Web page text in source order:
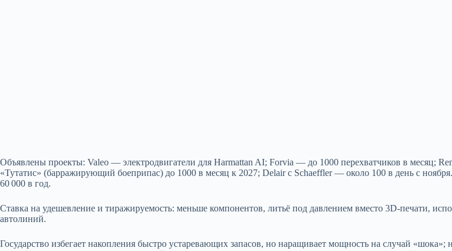
Объявлены проекты: Valeo — электродвигатели для Harmattan AI; Forvia — до 1000 перехватчиков в месяц;
«Тутатис» (барражирующий боеприпас) до 1000 в месяц к 2027; Delair с Schaeffler — около 100 в день с
60 000 в год.
Ставка на удешевление и тиражируемость: меньше компонентов, литьё под давлением вместо 3D‑печати,
автолиний.
Государство избегает накопления быстро устаревающих запасов, но наращивает мощность на случай «шока»;